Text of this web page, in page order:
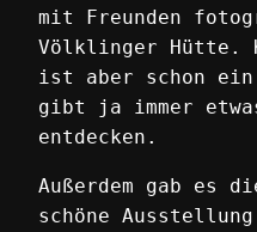
mit Freunden
Völklinger Hütte.
ist aber schon ein
gibt ja immer
entdecken.
Außerdem gab es
schöne